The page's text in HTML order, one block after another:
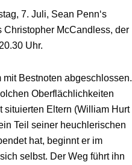
7. Juli, Sean Penn‘s
Christopher McCandless, der
Uhr.
Bestnoten abgeschlossen.
Oberflächlichkeiten
situierten Eltern (William Hurt
Teil seiner heuchlerischen
hat, beginnt er im
selbst. Der Weg führt ihn